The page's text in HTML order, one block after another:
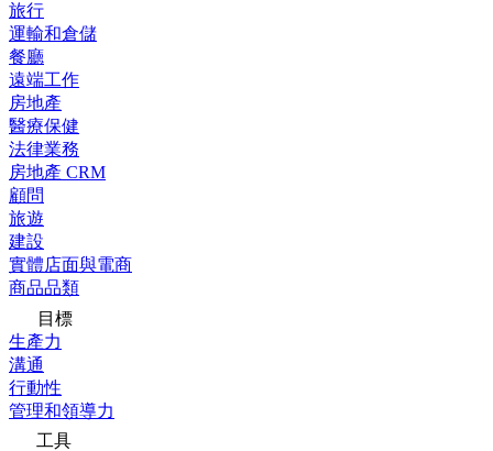
旅行
運輸和倉儲
餐廳
遠端工作
房地產
醫療保健
法律業務
房地產 CRM
顧問
旅遊
建設
實體店面與電商
商品品類
目標
生產力
溝通
行動性
管理和領導力
工具